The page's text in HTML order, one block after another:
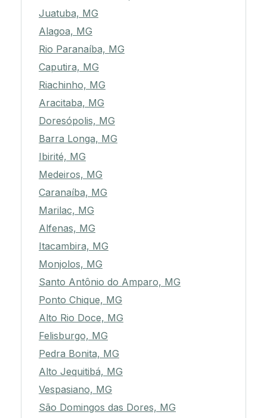
Juatuba, MG
Alagoa, MG
Rio Paranaíba, MG
Caputira, MG
Riachinho, MG
Aracitaba, MG
Doresópolis, MG
Barra Longa, MG
Ibirité, MG
Medeiros, MG
Caranaíba, MG
Marilac, MG
Alfenas, MG
Itacambira, MG
Monjolos, MG
Santo Antônio do Amparo, MG
Ponto Chique, MG
Alto Rio Doce, MG
Felisburgo, MG
Pedra Bonita, MG
Alto Jequitibá, MG
Vespasiano, MG
São Domingos das Dores, MG